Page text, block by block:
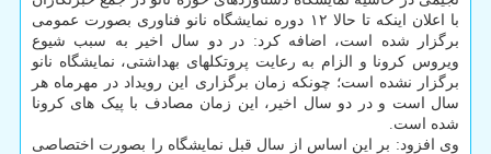
با اعلان اینکه تا حالا ۱۲ دوره نمایشگاه نانو فناوری بصورت عمومی
برگزار شده است، اضافه کرد: در دو سال اخیر به سبب شیوع
ویروس کرونا و الزام به رعایت پروتکلهای بهداشتی، نمایشگاه نانو
برگزار نشده است؛ چونکه زمان برگزاری این رویداد در مهرماه هر
سال است و در دو سال اخیر، این زمان مصادف با پیک های کرونا
شده است.
وی افزود: بر این اساس از سال قبل نمایشگاه را بصورت اختصاصی